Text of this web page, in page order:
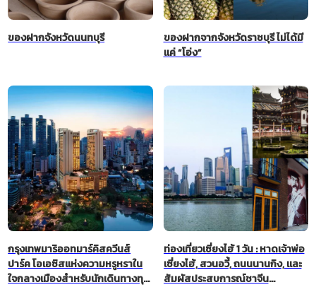
ของฝากจังหวัดนนทบุรี
ของฝากจากจังหวัดราชบุรี ไม่ได้มี
แค่ “โอ่ง”
กรุงเทพมาริออทมาร์คิสควีนส์
ปาร์ค โอเอซิสแห่งความหรูหราใน
ใจกลางเมืองสำหรับนักเดินทางทุก
ท่องเที่ยวเซี่ยงไฮ้ 1 วัน : หาดเจ้าพ่อ
เซี่ยงไฮ้, สวนอวี้, ถนนนานกิง, และ
สัมผัสประสบการณ์ชาจีน